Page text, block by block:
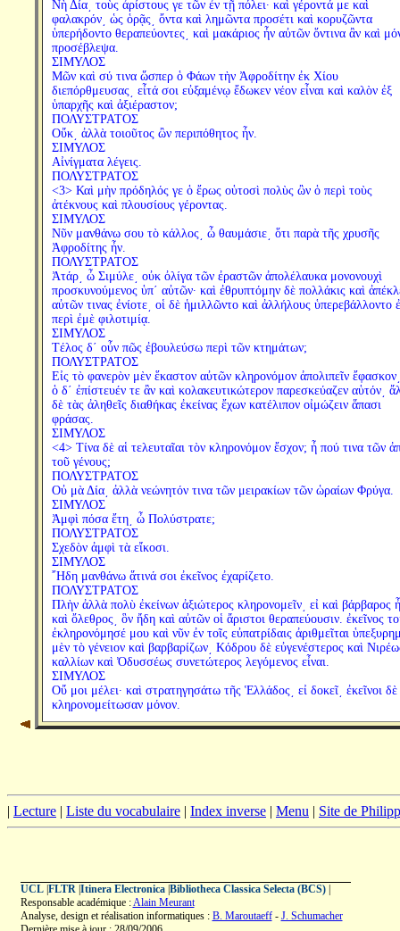
Νὴ Δία͵ τοὺς ἀρίστους γε τῶν ἐν τῇ πόλει· καὶ γέροντά με καὶ
φαλακρόν͵ ὡς ὁρᾷς͵ ὄντα καὶ λημῶντα προσέτι καὶ κορυζῶντα
ὑπερήδοντο θεραπεύοντες͵ καὶ μακάριος ἦν αὐτῶν ὅντινα ἂν καὶ
προσέβλεψα.
ΣΙΜΥΛΟΣ
Μῶν καὶ σύ τινα ὥσπερ ὁ Φάων τὴν Ἀφροδίτην ἐκ Χίου
διεπόρθμευσας͵ εἶτά σοι εὐξαμένῳ ἔδωκεν νέον εἶναι καὶ καλὸν ἐξ
ὑπαρχῆς καὶ ἀξιέραστον;
ΠΟΛΥΣΤΡΑΤΟΣ
Οὔκ͵ ἀλλὰ τοιοῦτος ὢν περιπόθητος ἦν.
ΣΙΜΥΛΟΣ
Αἰνίγματα λέγεις.
ΠΟΛΥΣΤΡΑΤΟΣ
<3> Καὶ μὴν πρόδηλός γε ὁ ἔρως οὑτοσὶ πολὺς ὢν ὁ περὶ τοὺς
ἀτέκνους καὶ πλουσίους γέροντας.
ΣΙΜΥΛΟΣ
Νῦν μανθάνω σου τὸ κάλλος͵ ὦ θαυμάσιε͵ ὅτι παρὰ τῆς χρυσῆς
Ἀφροδίτης ἦν.
ΠΟΛΥΣΤΡΑΤΟΣ
Ἀτάρ͵ ὦ Σιμύλε͵ οὐκ ὀλίγα τῶν ἐραστῶν ἀπολέλαυκα μονονουχὶ
προσκυνούμενος ὑπ΄ αὐτῶν· καὶ ἐθρυπτόμην δὲ πολλάκις καὶ
αὐτῶν τινας ἐνίοτε͵ οἱ δὲ ἡμιλλῶντο καὶ ἀλλήλους ὑπερεβάλλοντο
περὶ ἐμὲ φιλοτιμίᾳ.
ΣΙΜΥΛΟΣ
Τέλος δ΄ οὖν πῶς ἐβουλεύσω περὶ τῶν κτημάτων;
ΠΟΛΥΣΤΡΑΤΟΣ
Εἰς τὸ φανερὸν μὲν ἕκαστον αὐτῶν κληρονόμον ἀπολιπεῖν ἔφασκον͵
ὁ δ΄ ἐπίστευέν τε ἂν καὶ κολακευτικώτερον παρεσκεύαζεν αὑτόν͵
δὲ τὰς ἀληθεῖς διαθήκας ἐκείνας ἔχων κατέλιπον οἰμώζειν ἅπασι
φράσας.
ΣΙΜΥΛΟΣ
<4> Τίνα δὲ αἱ τελευταῖαι τὸν κληρονόμον ἔσχον; ἦ πού τινα τῶν
τοῦ γένους;
ΠΟΛΥΣΤΡΑΤΟΣ
Οὐ μὰ Δία͵ ἀλλὰ νεώνητόν τινα τῶν μειρακίων τῶν ὡραίων Φρύγα.
ΣΙΜΥΛΟΣ
Ἀμφὶ πόσα ἔτη͵ ὦ Πολύστρατε;
ΠΟΛΥΣΤΡΑΤΟΣ
Σχεδὸν ἀμφὶ τὰ εἴκοσι.
ΣΙΜΥΛΟΣ
῎Ηδη μανθάνω ἅτινά σοι ἐκεῖνος ἐχαρίζετο.
ΠΟΛΥΣΤΡΑΤΟΣ
Πλὴν ἀλλὰ πολὺ ἐκείνων ἀξιώτερος κληρονομεῖν͵ εἰ καὶ βάρβαρος
καὶ ὄλεθρος͵ ὃν ἤδη καὶ αὐτῶν οἱ ἄριστοι θεραπεύουσιν. ἐκεῖνος
ἐκληρονόμησέ μου καὶ νῦν ἐν τοῖς εὐπατρίδαις ἀριθμεῖται
μὲν τὸ γένειον καὶ βαρβαρίζων͵ Κόδρου δὲ εὐγενέστερος καὶ
καλλίων καὶ Ὀδυσσέως συνετώτερος λεγόμενος εἶναι.
ΣΙΜΥΛΟΣ
Οὔ μοι μέλει· καὶ στρατηγησάτω τῆς Ἑλλάδος͵ εἰ δοκεῖ͵ ἐκεῖνοι
κληρονομείτωσαν μόνον.
| Lecture | Liste du vocabulaire | Index inverse | Menu | Site de
UCL| FLTR| Itinera Electronica| Bibliotheca Classica Selecta (BCS)|
Responsable académique :Alain Meurant
Analyse, design et réalisation informatiques : B. Maroutaeff- J. Schumacher